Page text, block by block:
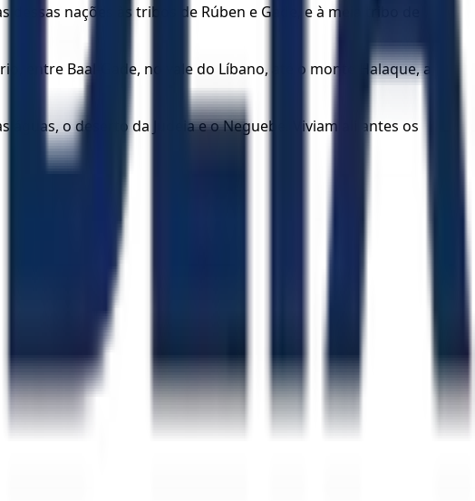
nações às tribos de Rúben e Gade, e à meia tribo de
entre Baal-Gade, no vale do Líbano, até o monte Halaque, a
águas, o deserto da Judeia e o Neguebe. Viviam ali antes os